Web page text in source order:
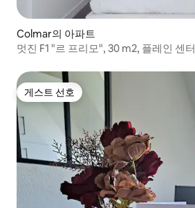
Colmar의 아파트
멋진 F1 "르 프리모", 30 m2, 플레인 센터
게스트 선호
게스트 선호